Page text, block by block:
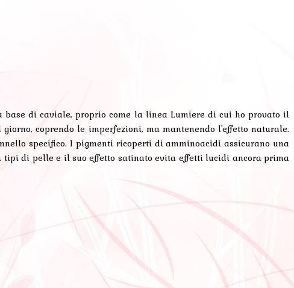
di caviale, proprio come la linea Lumiere di cui ho provato il
coprendo le imperfezioni, ma mantenendo l'effetto naturale.
specifico. I pigmenti ricoperti di amminoacidi assicurano una
di pelle e il suo effetto satinato evita effetti lucidi ancora prima